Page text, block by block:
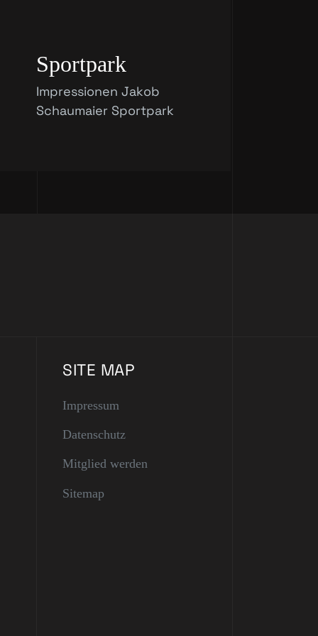
Sportpark
Impressionen Jakob
Schaumaier Sportpark
SITE MAP
Impressum
Datenschutz
Mitglied werden
Sitemap